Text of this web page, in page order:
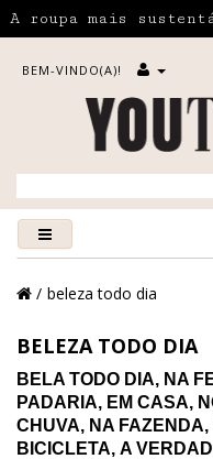
A roupa mais
BEM-VINDO(A)!
beleza todo dia
BELEZA TODO DIA
BELA TODO DIA, NA
PADARIA, EM CASA,
CHUVA, NA
BICICLETA, A